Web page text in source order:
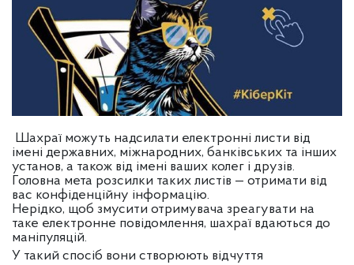
Шахраї можуть надсилати електронні листи від
імені державних, міжнародних, банківських та інших
установ, а також від імені ваших колег і друзів.
Головна мета розсилки таких листів — отримати від
вас конфіденційну інформацію.
Нерідко, щоб змусити отримувача зреагувати на
таке електронне повідомлення, шахраї вдаються до
маніпуляцій.
У такий спосіб вони створюють відчуття